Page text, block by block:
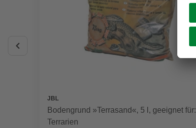
JBL
Bodengrund »Terrasand«, 5 l, geeignet für:
Terrarien